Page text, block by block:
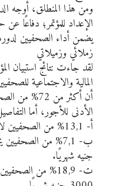
ومن هذا المنطلق، أوجه
الإعداد للمؤتمر؛ دفاعًا عن
يضمن أداء الصحفيين
زملائي وزميلاتي
لقد جاءت نتائج استبيان
المالية والاجتماعية
أن أكثر من
الأدنى للأجور، أما
أ‌- 13,1% من الصحفيين لا يحصلون على أى أجر.
جنيه شهريًا.
ت‌- 18,9% من